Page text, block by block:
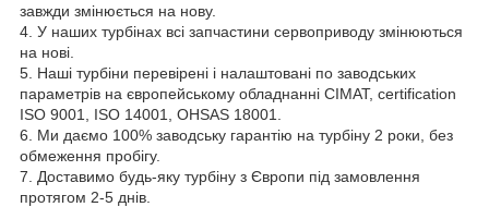
завжди змінюється на нову.
4. У наших турбінах всі запчастини сервоприводу змінюються
на нові.
5. Наші турбіни перевірені і налаштовані по заводських
параметрів на європейському обладнанні CIMAT, certification
ISO 9001, ISO 14001, OHSAS 18001.
6. Ми даємо 100% заводську гарантію на турбіну 2 роки, без
обмеження пробігу.
7. Доставимо будь-яку турбіну з Європи під замовлення
протягом 2-5 днів.